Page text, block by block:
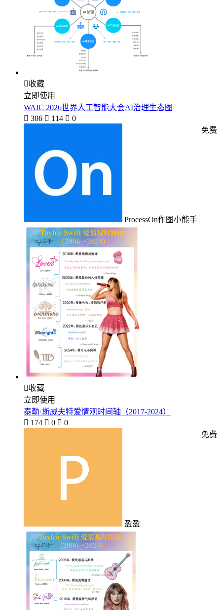
收藏
立即使用
WAIC 2026世界人工智能大会AI治理生态图
 306  114  0
ProcessOn作图小能手
免费
收藏
立即使用
泰勒·斯威夫特爱情观时间轴（2017-2024）
 174  0  0
盈盈
免费